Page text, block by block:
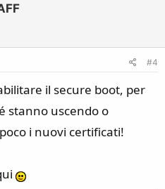
#4
il secure boot, per
stanno uscendo o
i nuovi certificati!